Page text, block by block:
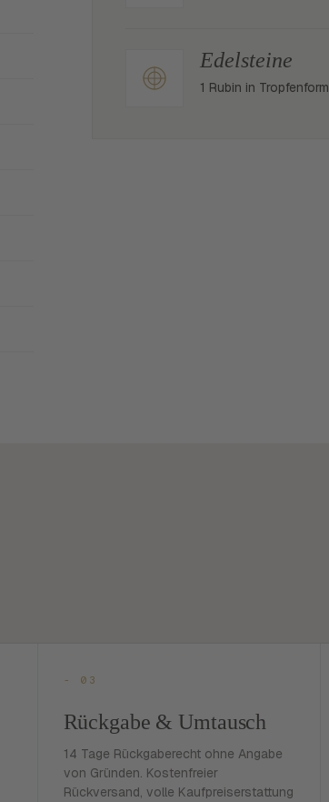
Edelsteine
1 Rubin in Tropfenform
- 03
Rückgabe & Umtausch
14 Tage Rückgaberecht ohne Angabe
von Gründen. Kostenfreier
Rückversand, volle Kaufpreiserstattung